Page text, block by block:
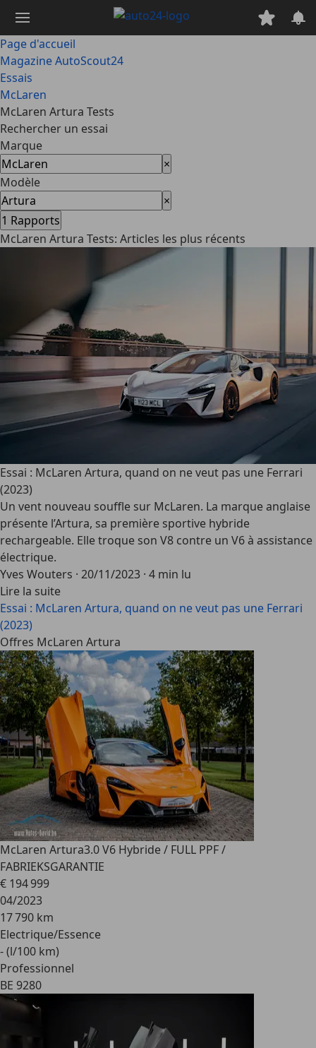
contenu
principal
Page d'accueil
Magazine AutoScout24
Essais
McLaren
McLaren Artura Tests
Rechercher un essai
Marque
×
Modèle
×
1 Rapports
McLaren Artura Tests: Articles les plus récents
Essai : McLaren Artura, quand on ne veut pas une Ferrari
(2023)
Un vent nouveau souffle sur McLaren. La marque anglaise
présente l’Artura, sa première sportive hybride
rechargeable. Elle troque son V8 contre un V6 à assistance
électrique.
Yves Wouters · 20/11/2023 · 4 min lu
Lire la suite
Essai : McLaren Artura, quand on ne veut pas une Ferrari
(2023)
Offres McLaren Artura
McLaren Artura3.0 V6 Hybride / FULL PPF /
FABRIEKSGARANTIE
€ 194 999
04/2023
17 790 km
Electrique/Essence
- (l/100 km)
Professionnel
BE 9280